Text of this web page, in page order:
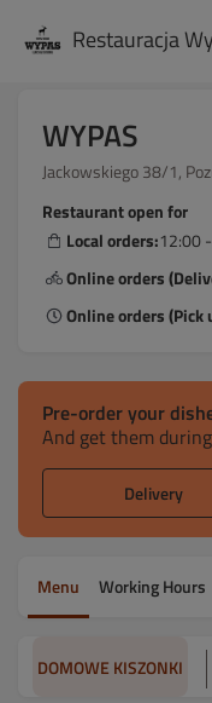
Restauracja
WYPAS
Jackowskiego 38/1,
Restaurant open for
Local orders:12:00
Online orders
Online orders (Pick
Pre-order your
And get them
Delivery
Menu Working Hours
DOMOWE KISZONKI